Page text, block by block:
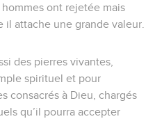
ont rejetée mais
attache une grande valeur.
des pierres vivantes,
spirituel et pour
consacrés à Dieu, chargés
qu’il pourra accepter